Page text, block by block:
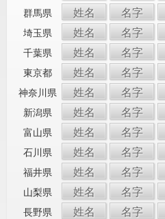
群馬県 姓名 名字
埼玉県 姓名 名字
千葉県 姓名 名字
東京都 姓名 名字
神奈川県 姓名 名字
新潟県 姓名 名字
富山県 姓名 名字
石川県 姓名 名字
福井県 姓名 名字
山梨県 姓名 名字
長野県 姓名 名字